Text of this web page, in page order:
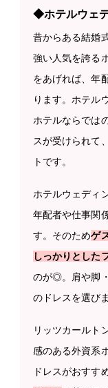
◆ホテルウェ
昔からある結婚
強い人気を誇る
をあげれば、年
ります。ホテル
ホテルならでは
スが受けられて
トです。
ホテルウェディ
年配者や仕事関
す。そのためゲ
しっかりとした
のが◎。肩や脚
のドレスを選び
リッツカールト
感のある外資系
ドレスがおすすめ